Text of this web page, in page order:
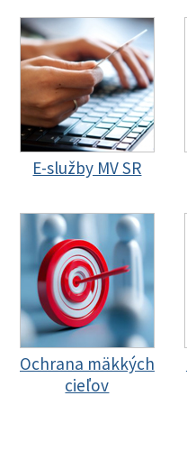
E-služby MV SR
Ochrana mäkkých
cieľov